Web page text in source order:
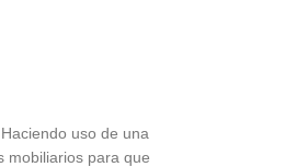
Haciendo uso de una
mobiliarios para que